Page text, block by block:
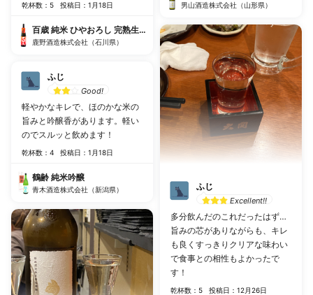
乾杯数：5 投稿日：1月18日
百歳 純米 ひやおろし 完熟生詰原酒
鹿野酒造株式会社（石川県）
ふじ
Good!
軽やかなキレで、ほのかな米の
旨みと吟醸香があります。軽い
のでスルッと飲めます！
乾杯数：4 投稿日：1月18日
鶴齢 純米吟醸
青木酒造株式会社（新潟県）
男山酒造株式会社（山形県）
ふじ
Excellent!!
多分飲んだのこれだったはず…
旨みの芯がありながらも、キレ
も良くすっきりクリアな味わい
で食事との相性もよかったで
す！
乾杯数：5 投稿日：12月26日